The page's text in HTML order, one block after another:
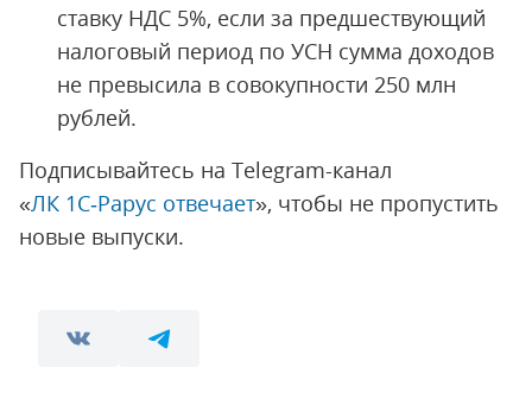
ставку НДС 5%, если за предшествующий
налоговый период по УСН сумма доходов
не превысила в совокупности 250 млн
рублей.
Подписывайтесь на Telegram-канал
«ЛК 1С‑Рарус отвечает», чтобы не пропустить
новые выпуски.